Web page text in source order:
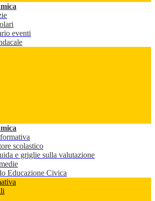
eventi
scolastico
e griglie sulla valutazione
Educazione Civica